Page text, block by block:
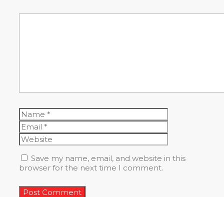
Name
Save my name, email, and website in this
browser for the next time I comment.